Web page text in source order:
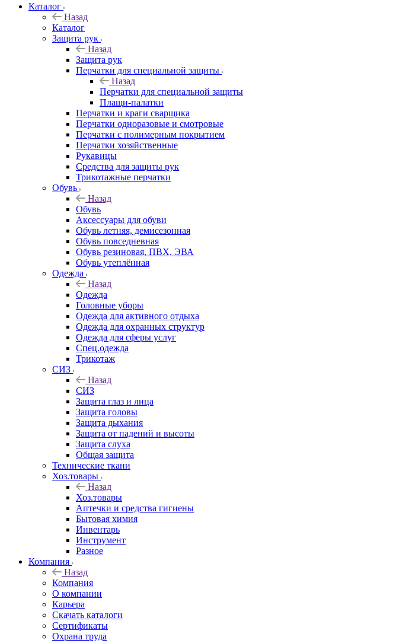
Каталог
Назад
Каталог
Защита рук
Назад
Защита рук
Перчатки для специальной защиты
Назад
Перчатки для специальной защиты
Плащи-палатки
Перчатки и краги сварщика
Перчатки одноразовые и смотровые
Перчатки с полимерным покрытием
Перчатки хозяйственные
Рукавицы
Средства для защиты рук
Трикотажные перчатки
Обувь
Назад
Обувь
Аксессуары для обуви
Обувь летняя, демисезонная
Обувь повседневная
Обувь резиновая, ПВХ, ЭВА
Обувь утеплённая
Одежда
Назад
Одежда
Головные уборы
Одежда для активного отдыха
Одежда для охранных структур
Одежда для сферы услуг
Спец.одежда
Трикотаж
СИЗ
Назад
СИЗ
Защита глаз и лица
Защита головы
Защита дыхания
Защита от падений и высоты
Защита слуха
Общая защита
Технические ткани
Хоз.товары
Назад
Хоз.товары
Аптечки и средства гигиены
Бытовая химия
Инвентарь
Инструмент
Разное
Компания
Назад
Компания
О компании
Карьера
Cкачать каталоги
Сертификаты
Охрана труда